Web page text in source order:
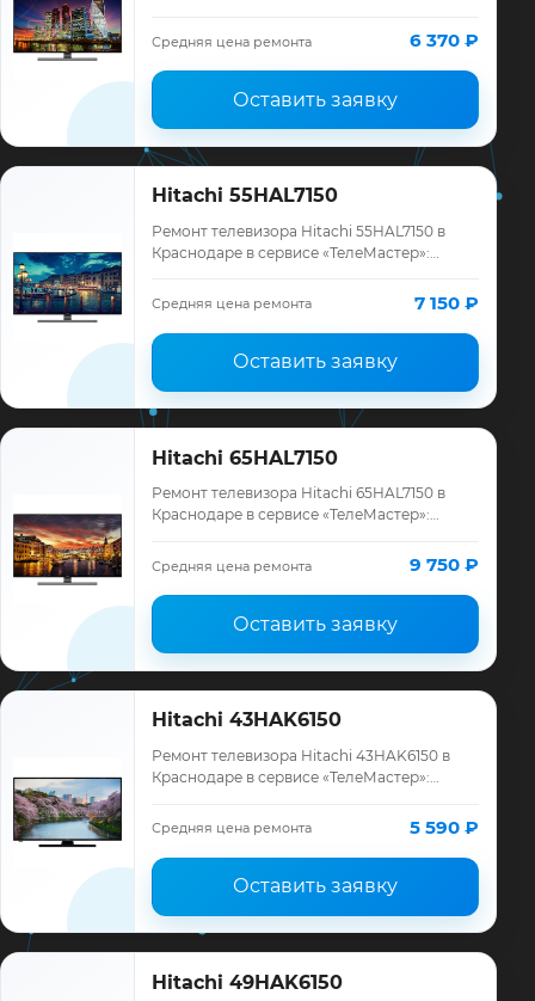
ремонта, запчасти и гарантия до 12
месяцев.
Средняя цена ремонта 6 370 ₽
Оставить заявку
Hitachi 55HAL7150
Ремонт телевизора Hitachi 55HAL7150 в
Краснодаре в сервисе «ТелеМастер»:
ремонта, запчасти и гарантия до 12
месяцев.
Средняя цена ремонта 7 150 ₽
Оставить заявку
Hitachi 65HAL7150
Ремонт телевизора Hitachi 65HAL7150 в
Краснодаре в сервисе «ТелеМастер»:
ремонта, запчасти и гарантия до 12
месяцев.
Средняя цена ремонта 9 750 ₽
Оставить заявку
Hitachi 43HAK6150
Ремонт телевизора Hitachi 43HAK6150 в
Краснодаре в сервисе «ТелеМастер»:
ремонта, запчасти и гарантия до 12
Средняя цена ремонта 5 590 ₽
Оставить заявку
Hitachi 49HAK6150